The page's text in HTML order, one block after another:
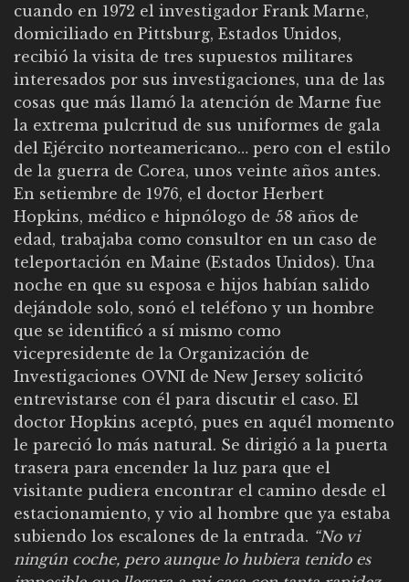
cuando en 1972 el investigador Frank Marne,
domiciliado en Pittsburg, Estados Unidos,
recibió la visita de tres supuestos militares
interesados por sus investigaciones, una de las
cosas que más llamó la atención de Marne fue
la extrema pulcritud de sus uniformes de gala
del Ejército norteamericano… pero con el estilo
de la guerra de Corea, unos veinte años antes.
En setiembre de 1976, el doctor Herbert
Hopkins, médico e hipnólogo de 58 años de
edad, trabajaba como consultor en un caso de
teleportación en Maine (Estados Unidos). Una
noche en que su esposa e hijos habían salido
dejándole solo, sonó el teléfono y un hombre
que se identificó a sí mismo como
vicepresidente de la Organización de
Investigaciones OVNI de New Jersey solicitó
entrevistarse con él para discutir el caso. El
doctor Hopkins aceptó, pues en aquél momento
le pareció lo más natural. Se dirigió a la puerta
trasera para encender la luz para que el
visitante pudiera encontrar el camino desde el
estacionamiento, y vio al hombre que ya estaba
subiendo los escalones de la entrada. “No vi
ningún coche, pero aunque lo hubiera tenido es